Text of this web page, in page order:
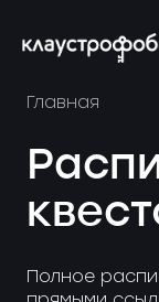
Главная
Полное